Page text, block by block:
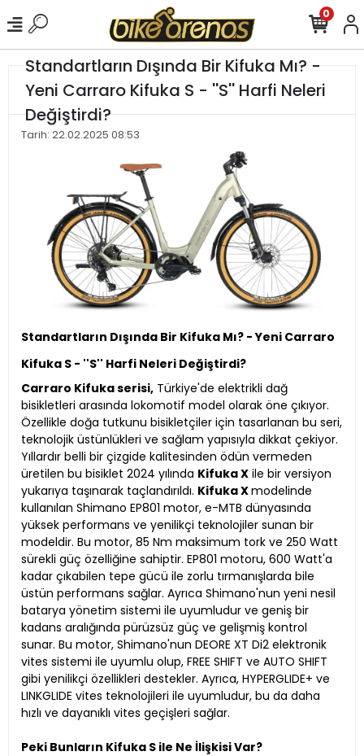
0
Standartların Dışında Bir Kifuka Mı? -
Yeni Carraro Kifuka S - ''S'' Harfi Neleri
Değiştirdi?
Tarih: 22.02.2025 08:53
Standartların Dışında Bir Kifuka Mı? - Yeni Carraro
Kifuka S - ''S'' Harfi Neleri Değiştirdi?
Carraro Kifuka serisi, Türkiye'de elektrikli dağ
bisikletleri arasında lokomotif model olarak öne çıkıyor.
Özellikle doğa tutkunu bisikletçiler için tasarlanan bu seri,
teknolojik üstünlükleri ve sağlam yapısıyla dikkat çekiyor.
Yıllardır belli bir çizgide kalitesinden ödün vermeden
üretilen bu bisiklet 2024 yılında Kifuka X ile bir versiyon
yukarıya taşınarak taçlandırıldı. Kifuka Xmodelinde
kullanılan Shimano EP801 motor, e-MTB dünyasında
yüksek performans ve yenilikçi teknolojiler sunan bir
modeldir. Bu motor, 85 Nm maksimum tork ve 250 Watt
sürekli güç özelliğine sahiptir. EP801 motoru, 600 Watt'a
kadar çıkabilen tepe gücü ile zorlu tırmanışlarda bile
üstün performans sağlar. Ayrıca Shimano'nun yeni nesil
batarya yönetim sistemi ile uyumludur ve geniş bir
kadans aralığında pürüzsüz güç ve gelişmiş kontrol
sunar. Bu motor, Shimano'nun DEORE XT Di2 elektronik
vites sistemi ile uyumlu olup, FREE SHIFT ve AUTO SHIFT
gibi yenilikçi özellikleri destekler. Ayrıca, HYPERGLIDE+ ve
LINKGLIDE vites teknolojileri ile uyumludur, bu da daha
hızlı ve dayanıklı vites geçişleri sağlar.
Peki Bunların Kifuka S ile Ne İlişkisi Var?